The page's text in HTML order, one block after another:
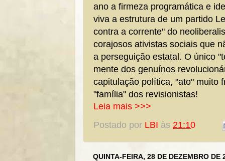
ano a firmeza programática e
viva a estrutura de um partido
contra a corrente" do
corajosos ativistas sociais que
a perseguição estatal. O único
mente dos genuínos
capitulação política, "ato" muito
"família" dos revisionistas!
Leia mais >>>
Postado por LBI às 21:10
QUINTA-FEIRA, 28 DE DEZEMBRO DE